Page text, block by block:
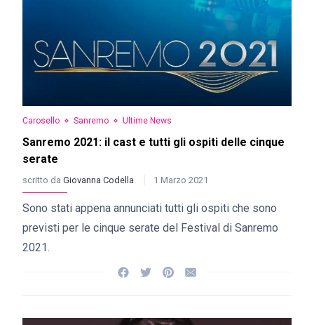
Carosello Sanremo Ultime News
Sanremo 2021: il cast e tutti gli ospiti delle cinque
serate
scritto da Giovanna Codella 1 Marzo 2021
Sono stati appena annunciati tutti gli ospiti che sono
previsti per le cinque serate del Festival di Sanremo
2021.